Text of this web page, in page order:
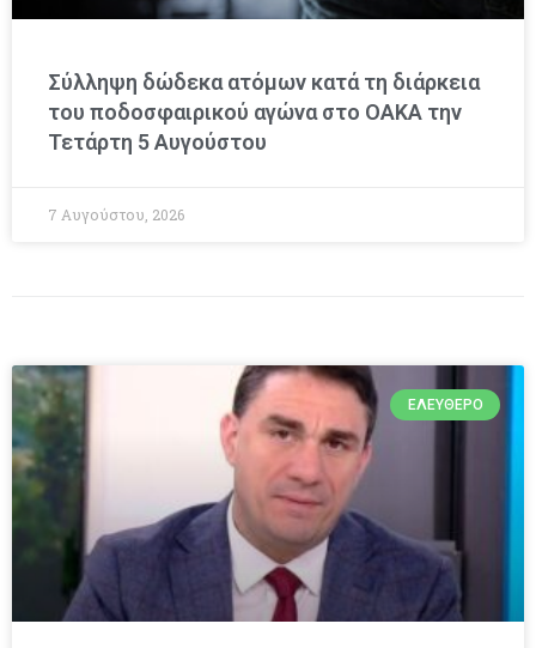
Σύλληψη δώδεκα ατόμων κατά τη διάρκεια
του ποδοσφαιρικού αγώνα στο ΟΑΚΑ την
Τετάρτη 5 Αυγούστου
7 Αυγούστου, 2026
ΕΛΕΎΘΕΡΟ